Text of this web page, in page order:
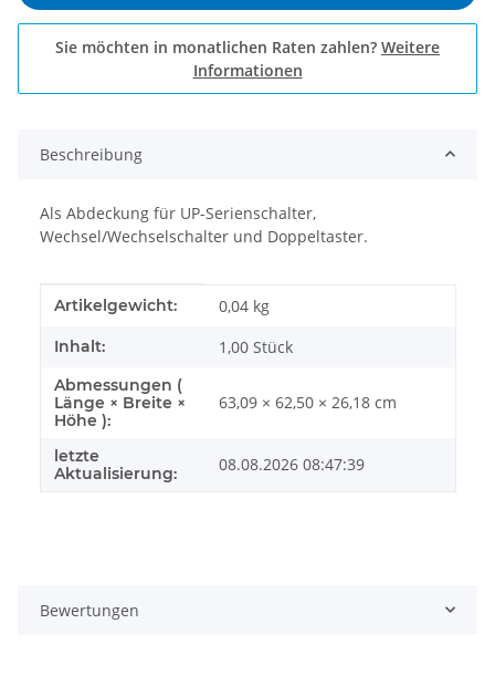
Sie möchten in monatlichen Raten zahlen? Weitere
Informationen
Beschreibung
Als Abdeckung für UP-Serienschalter,
Wechsel/Wechselschalter und Doppeltaster.
Produkteigenschaft
Wert
Artikelgewicht: 0,04 kg
Inhalt: 1,00 Stück
Abmessungen (
Länge × Breite ×
Höhe ):
63,09 × 62,50 × 26,18 cm
letzte
Aktualisierung:
08.08.2026 08:47:39
Bewertungen